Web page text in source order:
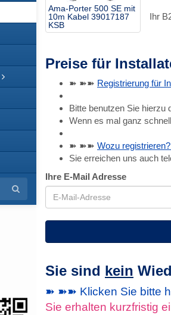
Ama-Porter 500 SE mit
10m Kabel 39017187
KSB
Ihr
Preise für
➽ ➽➽ Registrierung für
Bitte benutzen Sie hierzu
Wenn es mal ganz
➽ ➽➽ Wozu
Sie erreichen uns auch
Ihre E-Mail Adresse
Sie sind kein
➽ ➽➽ Klicken Sie bitte
Sie erhalten kurzfristig